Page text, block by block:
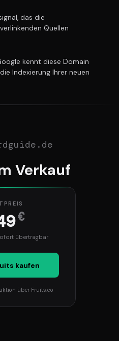
das die
Quellen
kennt diese Domain
Indexierung Ihrer neuen
Verkauf
€
übertragbar
kaufen
über Fruits.co